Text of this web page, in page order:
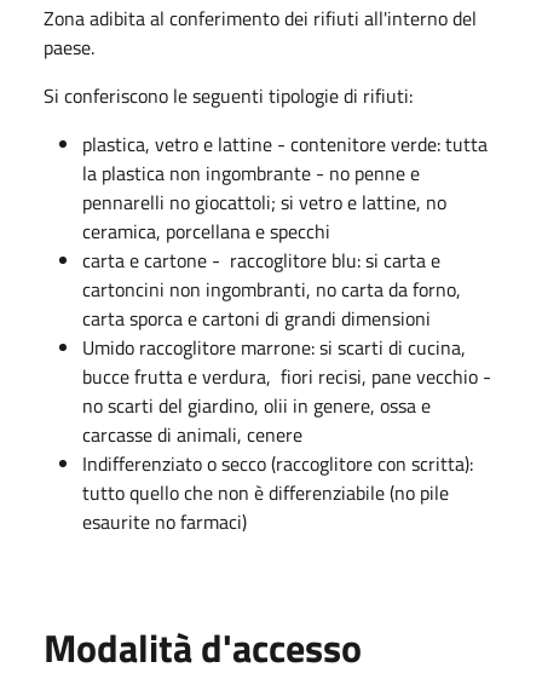
Zona adibita al conferimento dei rifiuti all'interno del
paese.
Si conferiscono le seguenti tipologie di rifiuti:
plastica, vetro e lattine - contenitore verde: tutta
la plastica non ingombrante - no penne e
pennarelli no giocattoli; si vetro e lattine, no
ceramica, porcellana e specchi
carta e cartone - raccoglitore blu: si carta e
cartoncini non ingombranti, no carta da forno,
carta sporca e cartoni di grandi dimensioni
Umido raccoglitore marrone: si scarti di cucina,
bucce frutta e verdura, fiori recisi, pane vecchio -
no scarti del giardino, olii in genere, ossa e
carcasse di animali, cenere
Indifferenziato o secco (raccoglitore con scritta):
tutto quello che non è differenziabile (no pile
esaurite no farmaci)
Modalità d'accesso